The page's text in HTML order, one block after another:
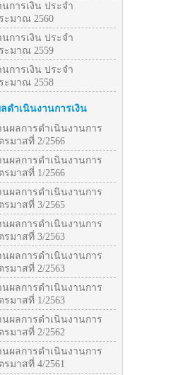
นการเงิน ประจำ
ะมาณ 2560
นการเงิน ประจำ
ะมาณ 2559
นการเงิน ประจำ
ะมาณ 2558
ดำเนินงานการเงิน
นผลการดำเนินงานการ
รมาสที่ 2/2566
นผลการดำเนินงานการ
รมาสที่ 1/2566
นผลการดำเนินงานการ
รมาสที่ 3/2565
นผลการดำเนินงานการ
รมาสที่ 3/2563
นผลการดำเนินงานการ
รมาสที่ 2/2563
นผลการดำเนินงานการ
รมาสที่ 1/2563
นผลการดำเนินงานการ
รมาสที่ 2/2562
นผลการดำเนินงานการ
รมาสที่ 4/2561